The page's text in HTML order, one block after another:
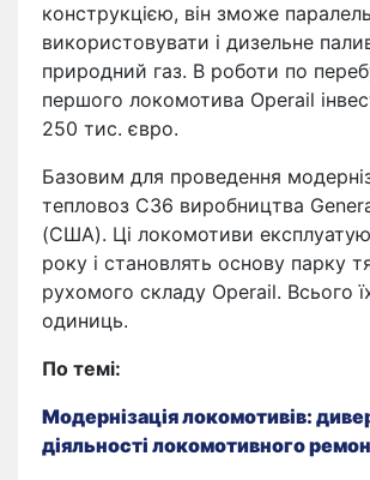
конструкцією, він зможе
використовувати і дизельне
природний газ. В роботи по
першого локомотива Operail
250 тис. євро.
Базовим для проведення
тепловоз С36 виробництва
(США). Ці локомотиви
року і становлять основу парку
рухомого складу Operail. Всього
одиниць.
По темі:
Модернізація локомотивів:
діяльності локомотивного